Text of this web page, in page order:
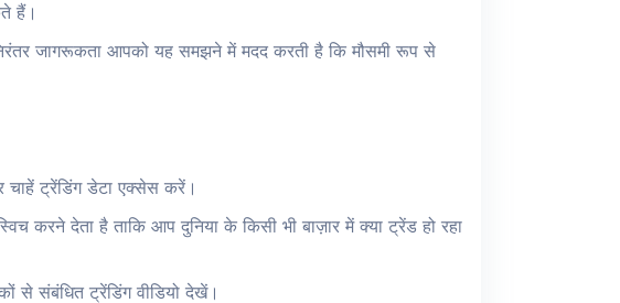
हैं।
जागरूकता आपको यह समझने में मदद करती है कि मौसमी रूप से
चाहें ट्रेंडिंग डेटा एक्सेस करें।
देता है ताकि आप दुनिया के किसी भी बाज़ार में क्या ट्रेंड हो रहा
से संबंधित ट्रेंडिंग वीडियो देखें।